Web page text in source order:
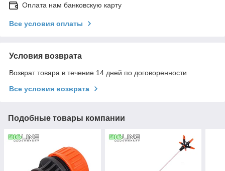
Оплата нам банковскую карту
Все условия оплаты
Условия возврата
Возврат товара в течение 14 дней по договоренности
Все условия возврата
Подобные товары компании